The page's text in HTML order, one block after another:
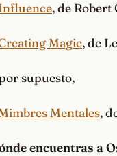
, de Robert
Magic, de
supuesto,
Mentales,
encuentras a